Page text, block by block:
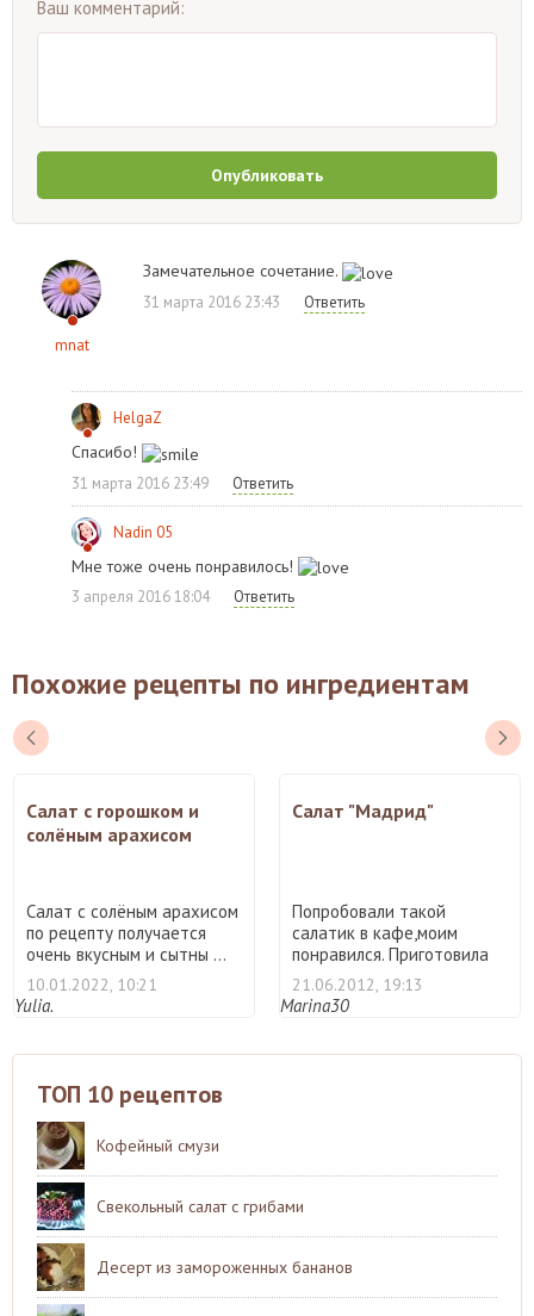
Ваш комментарий:
Опубликовать
mnat
Замечательное сочетание.
31 марта 2016 23:43 Ответить
HelgaZ
Спасибо!
31 марта 2016 23:49 Ответить
Nadin 05
Мне тоже очень понравилось!
3 апреля 2016 18:04 Ответить
Похожие рецепты по ингредиентам
Салат с горошком и
солёным арахисом
Салат с солёным арахисом
по рецепту получается
очень вкусным и сытны ...
10.01.2022, 10:21
Yulia.
Салат "Мадрид"
Попробовали такой
салатик в кафе,моим
понравился. Приготовила
дома, ...
21.06.2012, 19:13
Marina30
ТОП 10 рецептов
Кофейный смузи
Свекольный салат с грибами
Десерт из замороженных бананов